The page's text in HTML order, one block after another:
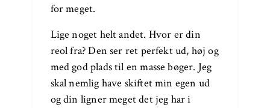
for meget.
Lige noget helt andet. Hvor er din
reol fra? Den ser ret perfekt ud, høj og
med god plads til en masse bøger. Jeg
skal nemlig have skiftet min egen ud
og din ligner meget det jeg har i